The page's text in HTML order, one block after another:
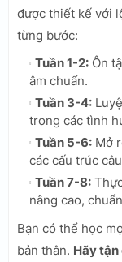
được thiết kế với
từng bước:
Tuần 1-2: Ôn
âm chuẩn.
Tuần 3-4:
trong các tình
Tuần 5-6: Mở
các cấu trúc
Tuần 7-8:
nâng cao,
Bạn có thể học
bản thân. Hãy